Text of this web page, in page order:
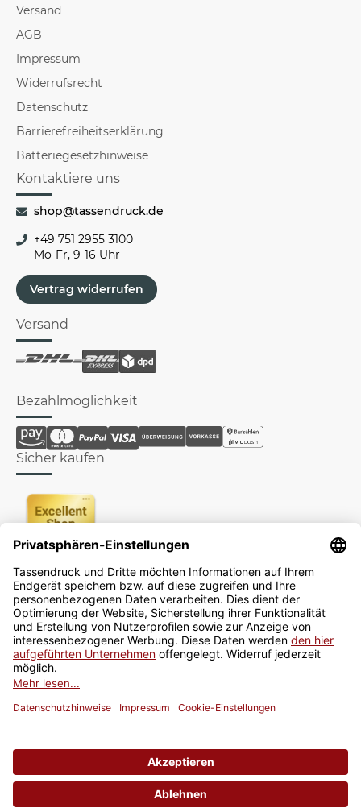
Versand
AGB
Impressum
Widerrufsrecht
Datenschutz
Barrierefreiheitserklärung
Batteriegesetzhinweise
Kontaktiere uns
shop@tassendruck.de
+49 751 2955 3100
Mo-Fr, 9-16 Uhr
Vertrag widerrufen
Versand
Bezahlmöglichkeit
Sicher kaufen
Newsletter